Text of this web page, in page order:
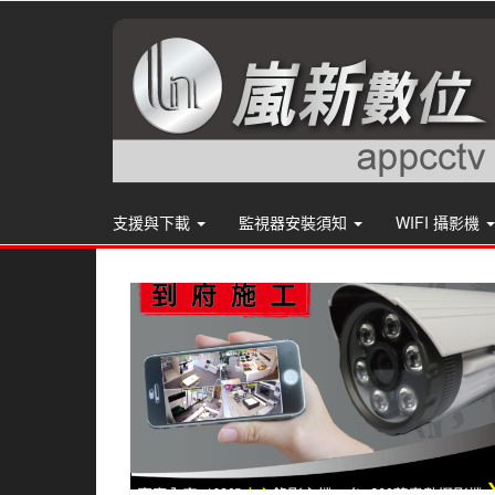
支援與下載 監視器安裝須知 WIFI 攝影機